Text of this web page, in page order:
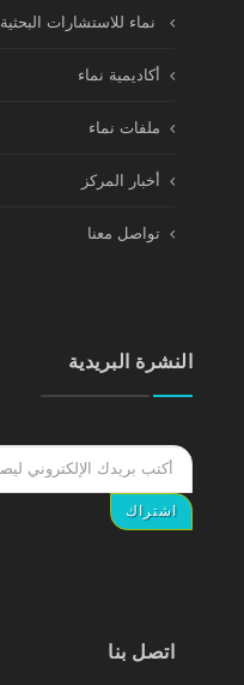
نماء للاستشارات البحثية
أكاديمية نماء
ملفات نماء
أخبار المركز
تواصل معنا
النشرة البريدية
اتصل بنا